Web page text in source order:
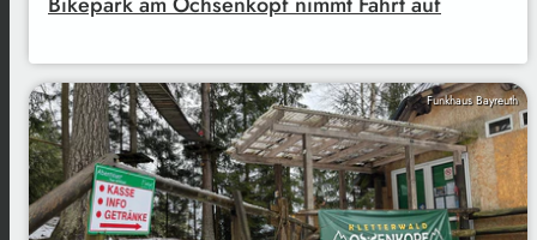
Funkhaus Bayreuth